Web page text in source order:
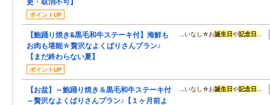
ポイントUP
【鮑踊り焼き&黒毛和牛ステーキ付】海鮮も
お肉も堪能☆贅沢なよくばりさんプラン♪
【まだ終わらない夏】
ポイントUP
…いなし☆お誕生日や記念日 …
【お盆】～鮑踊り焼き＆黒毛和牛ステーキ付
～贅沢なよくばりさんプラン♪【１ヶ月前よ
…いなし☆お誕生日や記念日 …